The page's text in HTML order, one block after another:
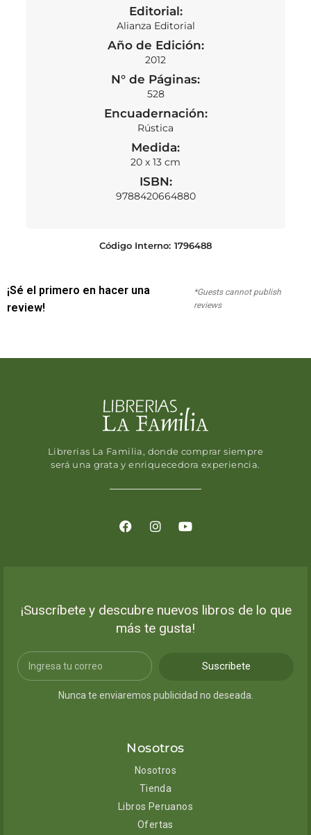
Editorial:
Alianza Editorial
Año de Edición:
2012
N° de Páginas:
528
Encuadernación:
Rústica
Medida:
20 x 13 cm
ISBN:
9788420664880
Código Interno: 1796488
¡Sé el primero en hacer una
review!
*Guests cannot publish
reviews
Librerias La Familia, donde comprar siempre
será una grata y enriquecedora experiencia.
¡Suscríbete y descubre nuevos libros de lo que
más te gusta!
Suscribete
Nunca te enviaremos publicidad no deseada.
Nosotros
Nosotros
Tienda
Libros Peruanos
Ofertas